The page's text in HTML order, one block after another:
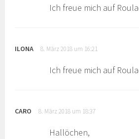
Ich freue mich auf
ILONA 8. März 2018 um 16:21
Ich freue mich auf
CARO 8. März 2018 um 18:37
Hallöchen,